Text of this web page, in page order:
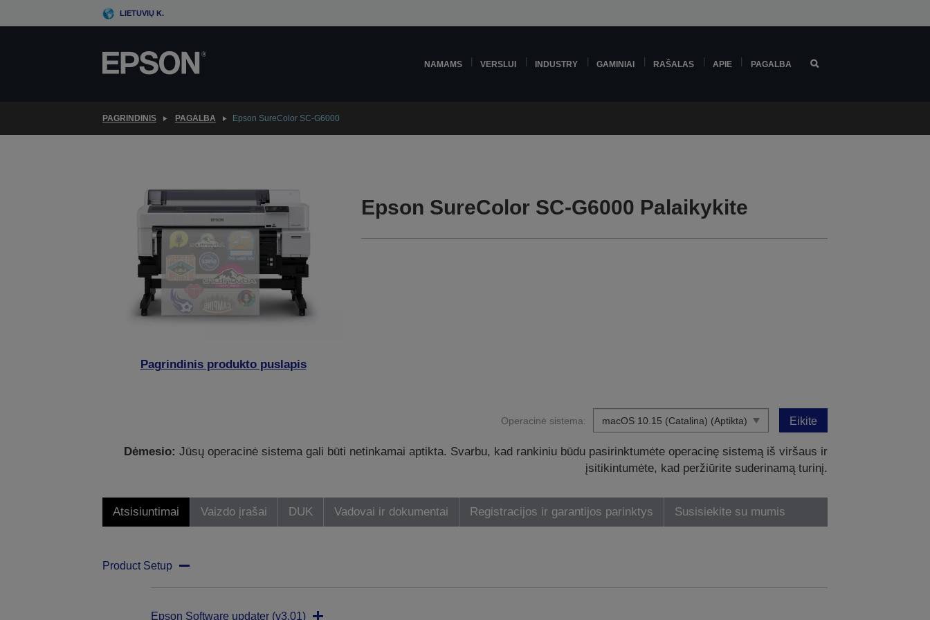
to
LIETUVIŲ K.
NAMAMS VERSLUI INDUSTRY GAMINIAI RAŠALAS APIE PAGALBA
PAGRINDINIS PAGALBA Epson SureColor SC-G6000
Pagrindinis produkto puslapis
Epson SureColor SC-G6000 Palaikykite
Operacinė sistema: Eikite
Dėmesio: Jūsų operacinė sistema gali būti netinkamai aptikta. Svarbu, kad rankiniu būdu pasirinktumėte operacinę sistemą iš viršaus ir
įsitikintumėte, kad peržiūrite suderinamą turinį.
Atsisiuntimai Vaizdo įrašai DUK Vadovai ir dokumentai Registracijos ir garantijos parinktys Susisiekite su mumis
Product Setup
Epson Software updater (v3.01)